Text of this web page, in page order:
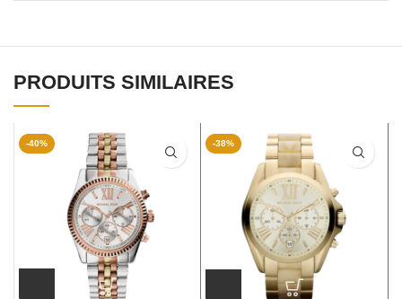
PRODUITS SIMILAIRES
-40% -38%